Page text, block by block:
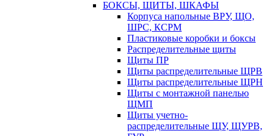
БОКСЫ, ЩИТЫ, ШКАФЫ
Корпуса напольные ВРУ, ЩО,
ШРС, КСРМ
Пластиковые коробки и боксы
Распределительные щиты
Щиты ПР
Щиты распределительные ЩРВ
Щиты распределительные ЩРН
Щиты с монтажной панелью
ЩМП
Щиты учетно-
распределительные ЩУ, ЩУРВ,